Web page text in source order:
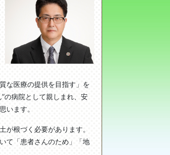
な医療の提供を目指す」を
の病院として親しまれ、安
います。
根づく必要があります。
て「患者さんのため」「地